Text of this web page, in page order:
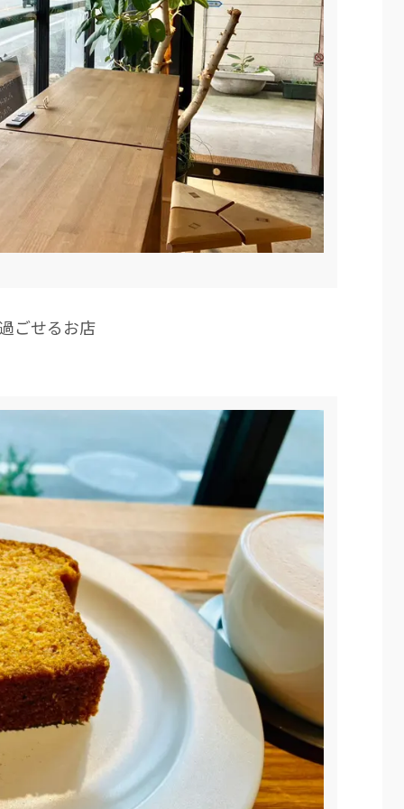
ごせるお店